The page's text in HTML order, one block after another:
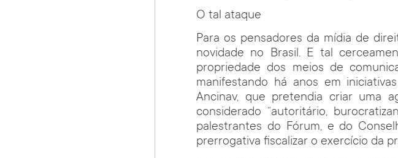
O tal ataque
Para os pensadores da mídia de
novidade no Brasil. E tal
propriedade dos meios de
manifestando há anos em
Ancinav, que pretendia criar uma
considerado “autoritário,
palestrantes do Fórum, e do
prerrogativa fiscalizar o exercício da